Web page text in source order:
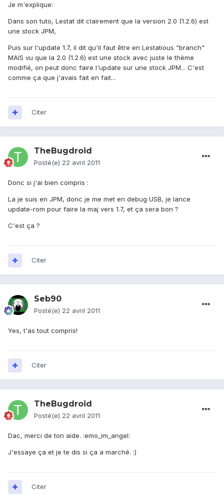
Je m'explique:
Dans son tuto, Lestat dit clairement que la version 2.0 (1.2.6) est
une stock JPM,
Puis sur l'update 1.7, il dit qu'il faut être en Lestatious "branch"
MAIS vu que la 2.0 (1.2.6) est une stock avec juste le thème
modifié, on peut donc faire l'update sur une stock JPM... C'est
comme ça que j'avais fait en fait...
Citer
TheBugdroid
Posté(e) 22 avril 2011
Donc si j'ai bien compris :
La je suis en JPM, donc je me met en debug USB, je lance
update-rom pour faire la maj vers 1.7, et ça sera bon ?
C'est ça ?
Citer
Seb90
Posté(e) 22 avril 2011
Yes, t'as tout compris!
Citer
TheBugdroid
Posté(e) 22 avril 2011
Dac, merci de ton aide. :emo_im_angel:
J'essaye ça et je te dis si ça a marché. :)
Citer